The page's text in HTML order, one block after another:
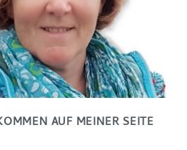
AUF MEINER SEITE